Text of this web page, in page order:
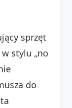
sprzęt
stylu „no
do